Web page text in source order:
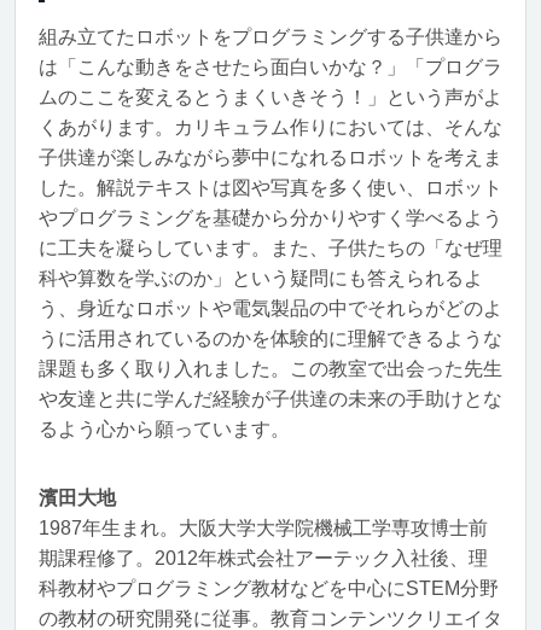
組み立てたロボットをプログラミングする子供達から
は「こんな動きをさせたら面白いかな？」「プログラ
ムのここを変えるとうまくいきそう！」という声がよ
くあがります。カリキュラム作りにおいては、そんな
子供達が楽しみながら夢中になれるロボットを考えま
した。解説テキストは図や写真を多く使い、ロボット
やプログラミングを基礎から分かりやすく学べるよう
に工夫を凝らしています。また、子供たちの「なぜ理
科や算数を学ぶのか」という疑問にも答えられるよ
う、身近なロボットや電気製品の中でそれらがどのよ
うに活用されているのかを体験的に理解できるような
課題も多く取り入れました。この教室で出会った先生
や友達と共に学んだ経験が子供達の未来の手助けとな
るよう心から願っています。
濱田大地
1987年生まれ。大阪大学大学院機械工学専攻博士前
期課程修了。2012年株式会社アーテック入社後、理
科教材やプログラミング教材などを中心にSTEM分野
の教材の研究開発に従事。教育コンテンツクリエイタ